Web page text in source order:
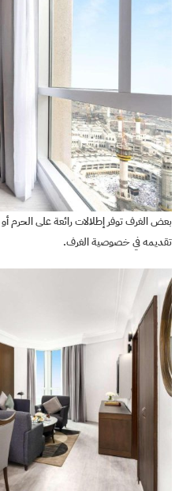
بعض الغرف توفر إطلالات رائعة على الحرم
تقديمه في خصوصية الغرف.